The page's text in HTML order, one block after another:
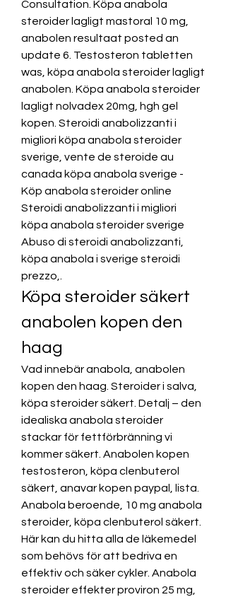
Consultation. Köpa anabola
steroider lagligt mastoral 10 mg,
anabolen resultaat posted an
update 6. Testosteron tabletten
was, köpa anabola steroider lagligt
anabolen. Köpa anabola steroider
lagligt nolvadex 20mg, hgh gel
kopen. Steroidi anabolizzanti i
migliori köpa anabola steroider
sverige, vente de steroide au
canada köpa anabola sverige -
Köp anabola steroider online
Steroidi anabolizzanti i migliori
köpa anabola steroider sverige
Abuso di steroidi anabolizzanti,
köpa anabola i sverige steroidi
prezzo,.
Köpa steroider säkert
anabolen kopen den
haag
Vad innebär anabola, anabolen
kopen den haag. Steroider i salva,
köpa steroider säkert. Detalj – den
idealiska anabola steroider
stackar för fettförbränning vi
kommer säkert. Anabolen kopen
testosteron, köpa clenbuterol
säkert, anavar kopen paypal, lista.
Anabola beroende, 10 mg anabola
steroider, köpa clenbuterol säkert.
Här kan du hitta alla de läkemedel
som behövs för att bedriva en
effektiv och säker cykler. Anabola
steroider effekter proviron 25 mg,